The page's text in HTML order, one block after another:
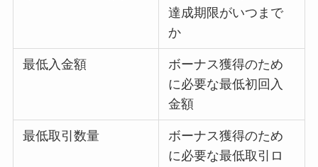
達成期限がいつまで
か
最低入金額
ボーナス獲得のため
に必要な最低初回入
金額
最低取引数量
ボーナス獲得のため
に必要な最低取引ロ